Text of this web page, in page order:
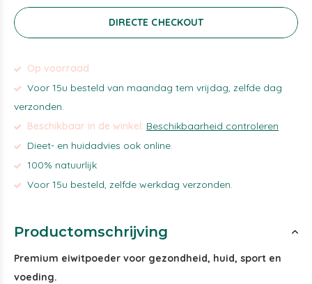
DIRECTE CHECKOUT
Op voorraad
Voor 15u besteld van maandag tem vrijdag, zelfde dag
verzonden.
Beschikbaar in de winkel: Beschikbaarheid controleren
Dieet- en huidadvies ook online.
100% natuurlijk
Voor 15u besteld, zelfde werkdag verzonden.
Productomschrijving
Premium eiwitpoeder voor gezondheid, huid, sport en
voeding.